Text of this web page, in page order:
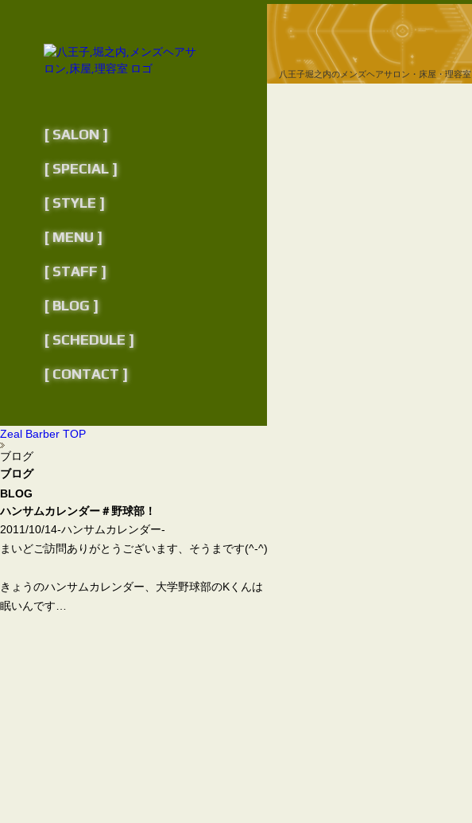
八王子堀之内のメンズヘアサロン・床屋・理容室
[ SALON ]
[ SPECIAL ]
[ STYLE ]
[ MENU ]
[ STAFF ]
[ BLOG ]
[ SCHEDULE ]
[ CONTACT ]
Zeal Barber TOP
ブログ
ブログ
BLOG
ハンサムカレンダー＃野球部！
2011/10/14-ハンサムカレンダー-
まいどご訪問ありがとうございます、そうまです(^-^)
きょうのハンサムカレンダー、大学野球部のKくんは
眠いんです…